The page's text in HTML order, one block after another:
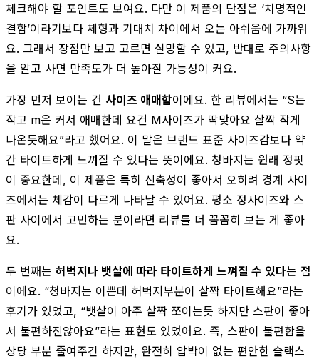
체크해야 할 포인트도 보여요. 다만 이 제품의 단점은 ‘치명적인
결함’이라기보다 체형과 기대치 차이에서 오는 아쉬움에 가까워
요. 그래서 장점만 보고 고르면 실망할 수 있고, 반대로 주의사항
을 알고 사면 만족도가 더 높아질 가능성이 커요.
가장 먼저 보이는 건 사이즈 애매함이에요. 한 리뷰에서는 “S는
작고 m은 커서 애매한데 요건 M사이즈가 딱맞아요 살짝 작게
나온듯해요”라고 했어요. 이 말은 브랜드 표준 사이즈감보다 약
간 타이트하게 느껴질 수 있다는 뜻이에요. 청바지는 원래 정핏
이 중요한데, 이 제품은 특히 신축성이 좋아서 오히려 경계 사이
즈에서는 체감이 다르게 나타날 수 있어요. 평소 정사이즈와 스
판 사이에서 고민하는 분이라면 리뷰를 더 꼼꼼히 보는 게 좋아
요.
두 번째는 허벅지나 뱃살에 따라 타이트하게 느껴질 수 있다는 점
이에요. “청바지는 이쁜데 허벅지부분이 살짝 타이트해요”라는
후기가 있었고, “뱃살이 아주 살짝 쪼이는듯 하지만 스판이 좋아
서 불편하진않아요”라는 표현도 있었어요. 즉, 스판이 불편함을
상당 부분 줄여주긴 하지만, 완전히 압박이 없는 편안한 슬랙스